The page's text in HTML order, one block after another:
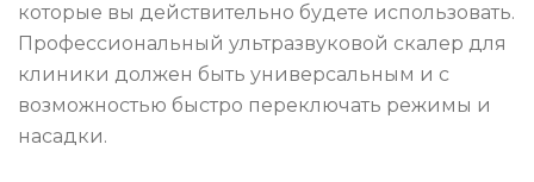
которые вы действительно будете использовать.
Профессиональный ультразвуковой скалер для
клиники должен быть универсальным и с
возможностью быстро переключать режимы и
насадки.